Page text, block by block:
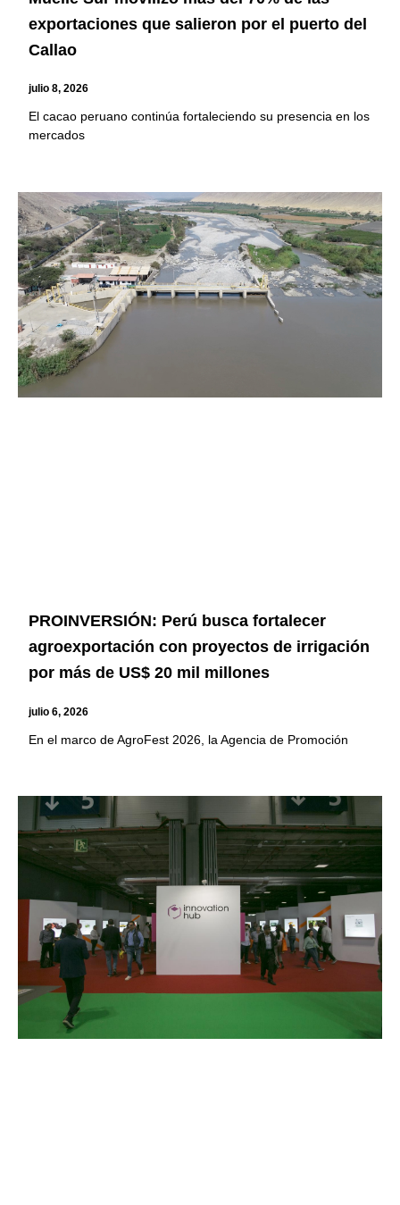
exportaciones que salieron por el puerto del
Callao
julio 8, 2026
El cacao peruano continúa fortaleciendo su presencia en los
mercados
PROINVERSIÓN: Perú busca fortalecer
agroexportación con proyectos de irrigación
por más de US$ 20 mil millones
julio 6, 2026
En el marco de AgroFest 2026, la Agencia de Promoción